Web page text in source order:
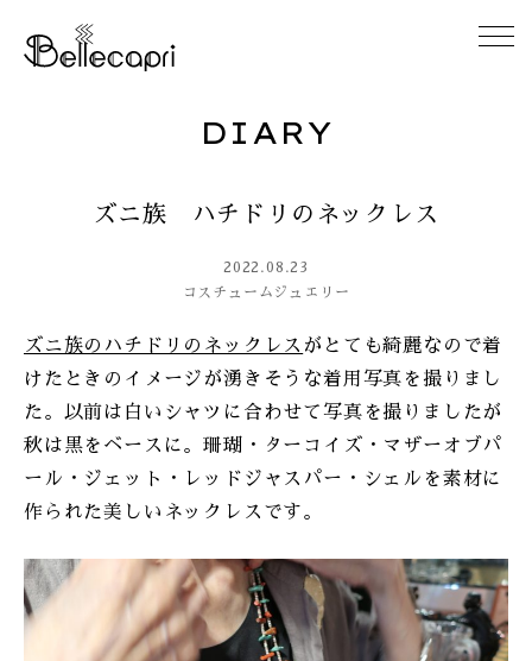
ACCESS
GALLERY
DIARY
CONTACT
ONLINE SHOP
DIARY
ズニ族 ハチドリのネックレス
2022.08.23
コスチュームジュエリー
ズニ族のハチドリのネックレス がとても綺麗なので着
けたときのイメージが湧きそうな着用写真を撮りまし
た。以前は白いシャツに合わせて写真を撮りましたが
秋は黒をベースに。珊瑚・ターコイズ・マザーオブパ
ール・ジェット・レッドジャスパー・シェルを素材に
作られた美しいネックレスです。